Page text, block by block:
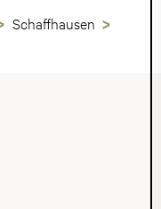
Schaffhausen